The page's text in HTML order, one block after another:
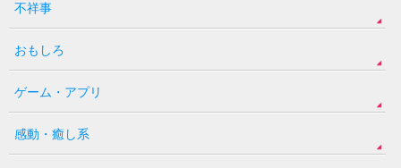
不祥事
おもしろ
ゲーム・アプリ
感動・癒し系